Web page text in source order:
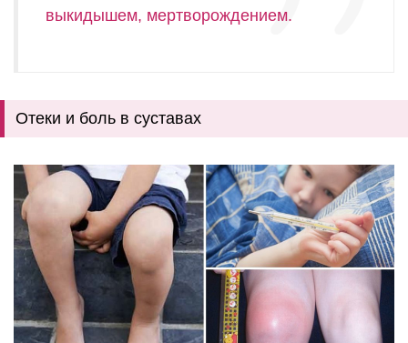
выкидышем, мертворождением.
Отеки и боль в суставах